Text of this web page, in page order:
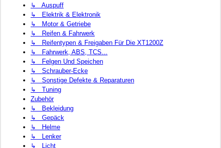
↳ Auspuff
↳ Elektrik & Elektronik
↳ Motor & Getriebe
↳ Reifen & Fahrwerk
↳ Reifentypen & Freigaben Für Die XT1200Z
↳ Fahrwerk, ABS, TCS...
↳ Felgen Und Speichen
↳ Schrauber-Ecke
↳ Sonstige Defekte & Reparaturen
↳ Tuning
Zubehör
↳ Bekleidung
↳ Gepäck
↳ Helme
↳ Lenker
↳ Licht